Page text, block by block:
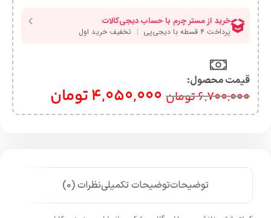
قیمت محصول:​
6,700,000تومان 4,050,000تومان
توضیحاتتوضیحات تکمیلینظرات (0)